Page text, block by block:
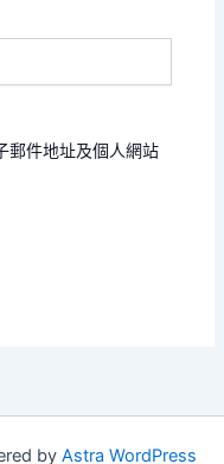
郵件地址及個人網站
by Astra WordPress